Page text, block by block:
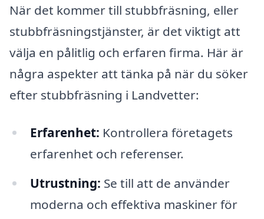
När det kommer till stubbfräsning, eller
stubbfräsningstjänster, är det viktigt att
välja en pålitlig och erfaren firma. Här är
några aspekter att tänka på när du söker
efter stubbfräsning i Landvetter:
Erfarenhet: Kontrollera företagets
erfarenhet och referenser.
Utrustning: Se till att de använder
moderna och effektiva maskiner för